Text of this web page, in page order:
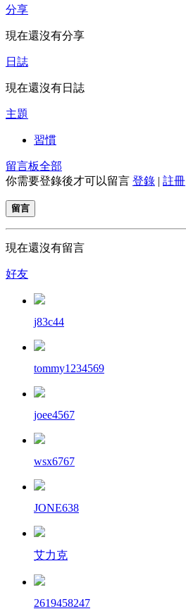
分享
現在還沒有分享
日誌
現在還沒有日誌
主題
習慣
留言板全部
你需要登錄後才可以留言 登錄 | 註冊
留言
現在還沒有留言
好友
j83c44
tommy1234569
joee4567
wsx6767
JONE638
艾力克
2619458247